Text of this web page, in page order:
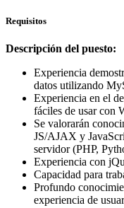
Requisitos
Descripción del puesto:
Experiencia
datos utilizando
Experiencia en el
fáciles de usar con
Se valorarán
JS/AJAX y
servidor (PHP,
Experiencia con
Capacidad para
Profundo
experiencia de